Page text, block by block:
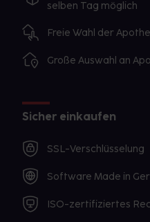
selben Tag möglich
Freie Wahl der
Große Auswahl an
Sicher einkaufen
SSL-Verschlüsselung
Software Made in
ISO-zertifiziertes